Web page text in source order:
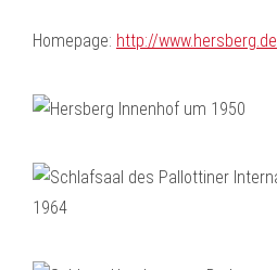
Homepage: http://www.hersberg.de